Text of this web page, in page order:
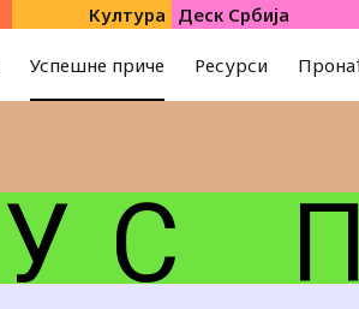
Култура Деск Србија
Успешне приче Ресурси
У С